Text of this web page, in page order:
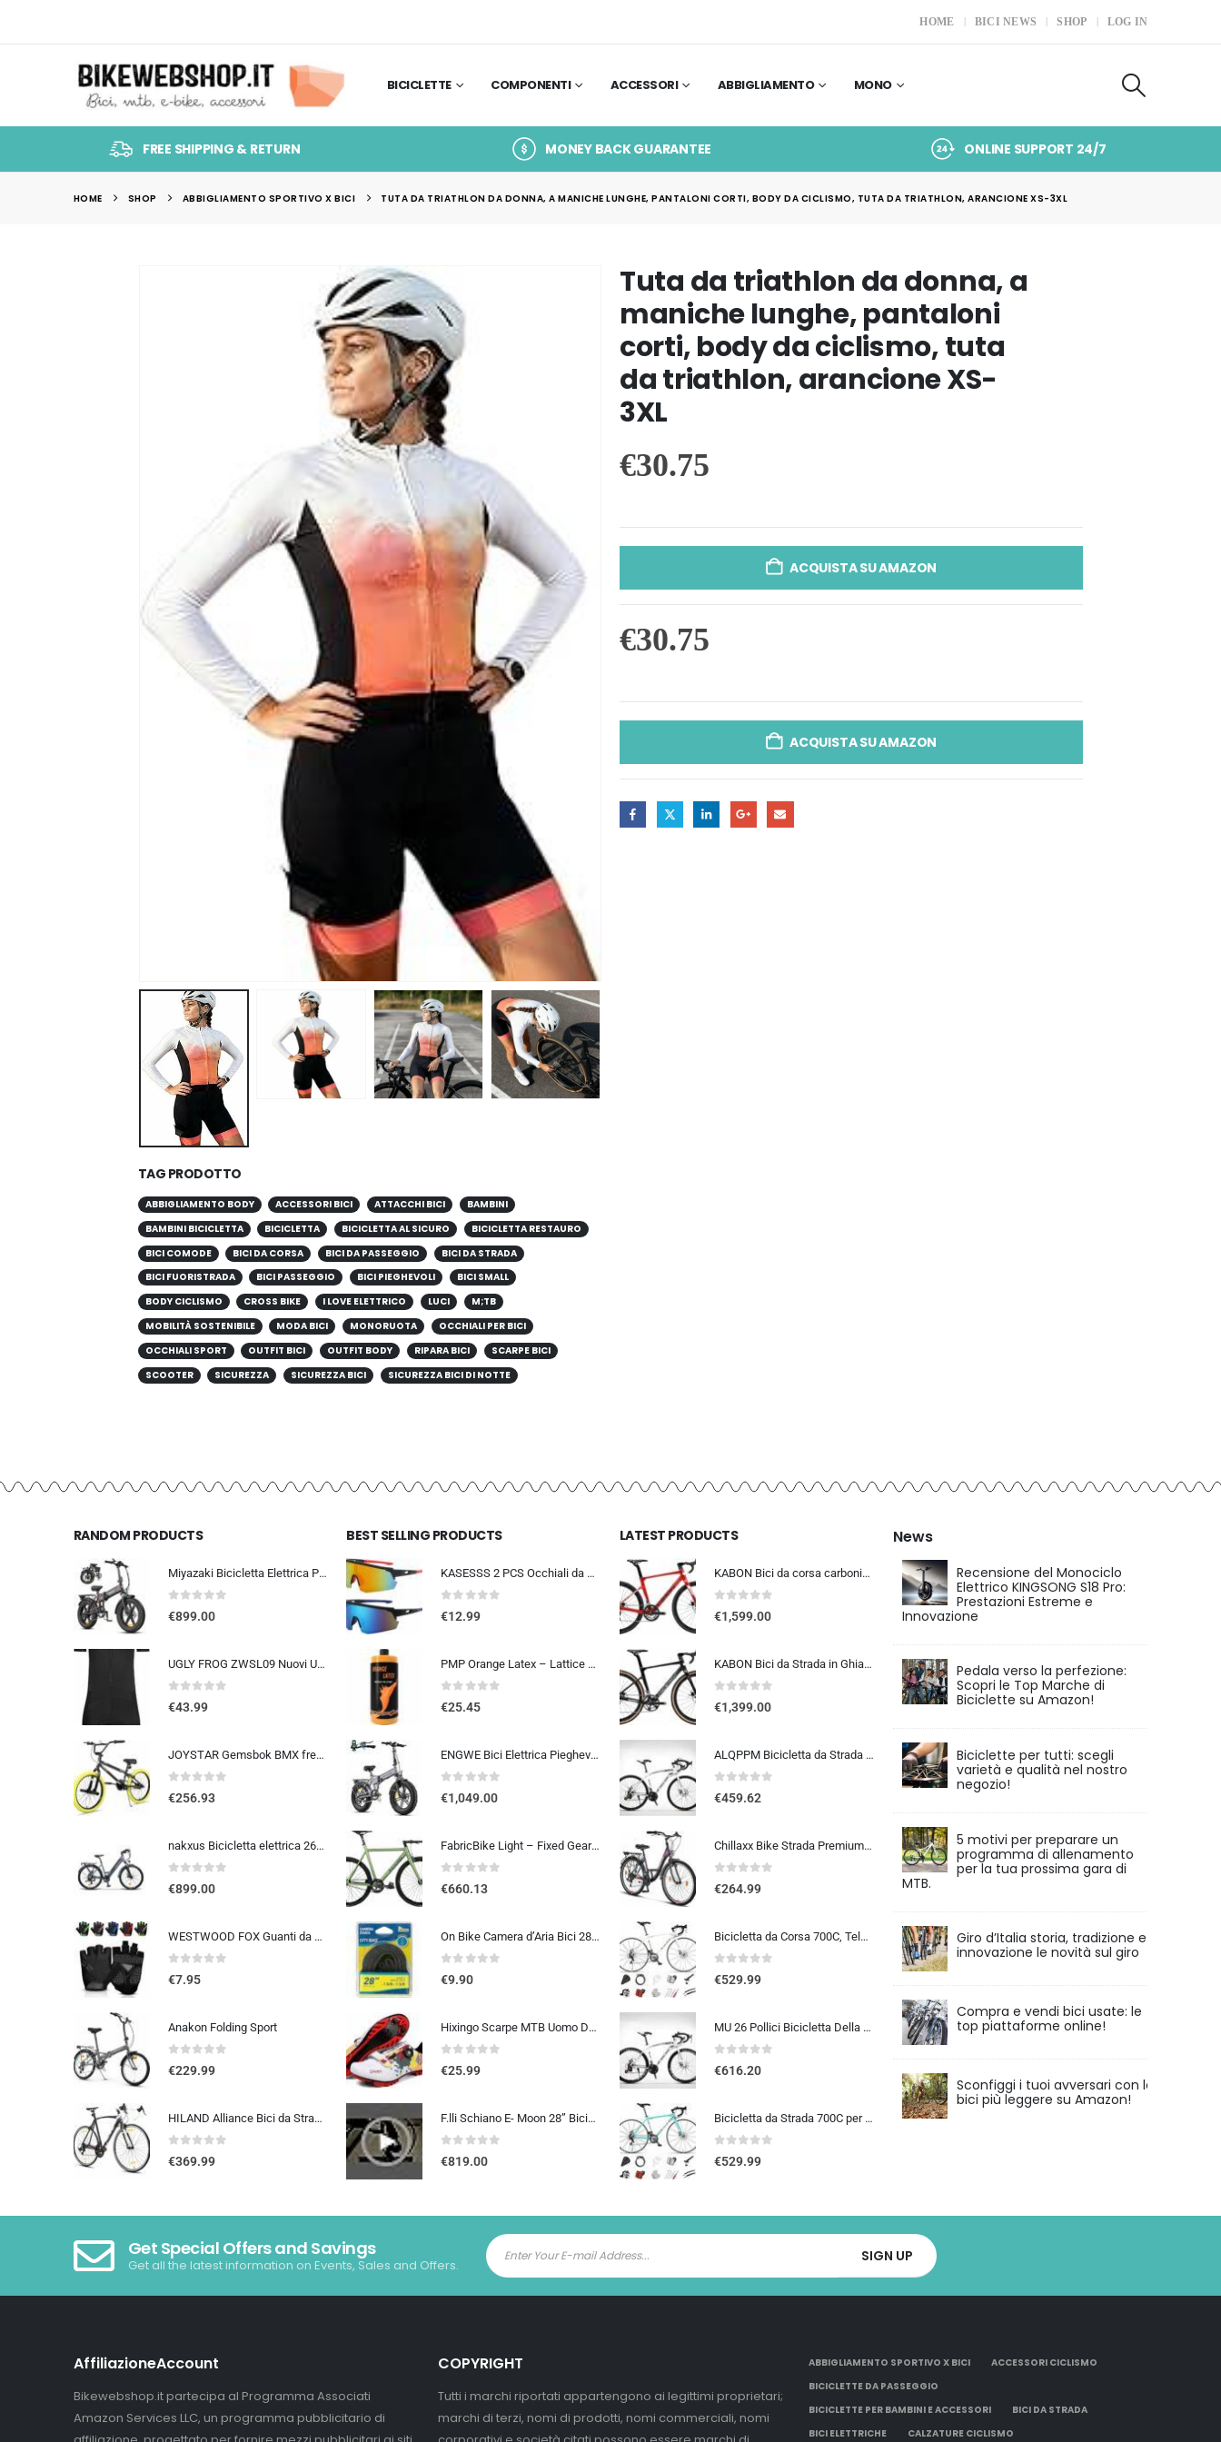
HOME BICI NEWS SHOP LOG IN
BICICLETTE COMPONENTI ACCESSORI ABBIGLIAMENTO MONO
FREE SHIPPING & RETURN MONEY BACK GUARANTEE ONLINE SUPPORT 24/7
HOME SHOP ABBIGLIAMENTO SPORTIVO X BICI TUTA DA TRIATHLON DA DONNA, A MANICHE LUNGHE, PANTALONI CORTI, BODY DA CICLISMO, TUTA DA TRIATHLON, ARANCIONE XS-3XL
TAG PRODOTTO
ABBIGLIAMENTO BODY ACCESSORI BICI ATTACCHI BICI
BAMBINI
BAMBINI BICICLETTA
BICICLETTA BICICLETTA AL SICURO
BICICLETTA RESTAURO
BICI COMODE
BICI DA CORSA BICI DA PASSEGGIO
BICI DA STRADA
BICI FUORISTRADA
BICI PASSEGGIO BICI PIEGHEVOLI
BICI SMALL
BODY CICLISMO
CROSS BIKE I LOVE ELETTRICO LUCI
M;TB
MOBILITÀ SOSTENIBILE
MODA BICI MONORUOTA
OCCHIALI PER BICI
OCCHIALI SPORT
OUTFIT BICI OUTFIT BODY RIPARA BICI
SCARPE BICI
SCOOTER
SICUREZZA SICUREZZA BICI SICUREZZA BICI DI NOTTE
Tuta da triathlon da donna, a
maniche lunghe, pantaloni
corti, body da ciclismo, tuta
da triathlon, arancione XS-
3XL
€30.75
ACQUISTA SU AMAZON
€30.75
ACQUISTA SU AMAZON
RANDOM PRODUCTS
Miyazaki Bicicletta Elettrica Pieghevole per Adulti – Ebike con Motore Brushless – Batteria Rimovibile 48V 14Ah – Bicicletta
0out of 5
€899.00
UGLY FROG ZWSL09 Nuovi Uomini Traspirante Primavera Autunno A Maniche Corta Ciclismo Body Skinsuit All’aperto Sportswear A…
0out of 5
€43.99
JOYSTAR Gemsbok BMX freestyle da 20/24 pollici per bambini dai 9 ai 14 anni, mountain bike da 20/24 pollici per bambini
0out of 5
€256.93
nakxus Bicicletta elettrica 26M208, bicicletta elettrica da 26″, da trekking, con batteria al litio da 36 V, 12,5 Ah, fino a 100 KM, motore da 250 W, compatibile con l’UE, colore: grigio
0out of 5
€899.00
WESTWOOD FOX Guanti da ciclismo per uomo e donna, guanti unisex con imbottitura in gel antiscivolo, traspiranti, con palmo pe
0out of 5
€7.95
Anakon Folding Sport
0out of 5
€229.99
HILAND Alliance Bici da Strada 28”, 14 Velocità, Telaio in Alluminio da 49/53/57 cm, 700C Bicicletta da Città e da Pendola…
0out of 5
€369.99
BEST SELLING PRODUCTS
KASESSS 2 PCS Occhiali da Sole Sportivi, Occhiali da Ciclismo per Uomini Donne, Occhiali da Sole da Ciclismo, UV400 Occhiali
0out of 5
€12.99
PMP Orange Latex – Lattice Liquido Sigillante Antiforatura per Coperture Tubeless MTB e STRADA. La Tua Assicurazione Contro l
0out of 5
€25.45
ENGWE Bici Elettrica Pieghevole, Bicicletta Elettrica da 48V 13Ah Batteria Rimovibile, Autonomia di 50-120 km E-bike，20″×4.0″ Fat Tire 7 Velocità ebike da per Ogni Terreno
0out of 5
€1,049.00
FabricBike Light – Fixed Gear bicicletta, Single Speed Fixie completa mozzo, Telaio in alluminio e forcella, ruote 28, 6 c…
0out of 5
€660.13
On Bike Camera d’Aria Bici 28″ x 1 5/8 x 1 3/8 (700×35-42c) – E.T.R.T.O. 37-622, Alta Resistenza e Tenuta, Compatibile con Pn
0out of 5
€9.90
Hixingo Scarpe MTB Uomo Donna, Graffiti Colorati Stampa Scarpe Mountain Bike Compatibili con Pedali SPD, Unisex Scarpe Ciclis
0out of 5
€25.99
F.lli Schiano E- Moon 28” Bicicletta Elettrica da Città, Bici Elettrica con Pedalata Assistita 250W, City E-bike Unisex Adulto, Batteria Rimovibile 36V 13Ah, SHIMANO 7 velocità, Donna Uomo, Nero
0out of 5
€819.00
LATEST PRODUCTS
KABON Bici da corsa carbonio, 700C bici da strada T800 Completamente carbonio con Shimano 105 R7000 22 velocità 8.1 KG Leg…
0out of 5
€1,599.00
KABON Bici da Strada in Ghiaia di Carbonio, Bicicletta con Telaio in Fibra di Carbonio T800 con Bicicletta da Corsa con Fr…
0out of 5
€1,399.00
ALQPPM Bicicletta da Strada da 26 Pollici, Bici da 24 Velocità, Freno a Doppio Disco, Telaio in Acciaio ad Alto Tenore Di …
0out of 5
€459.62
Chillaxx Bike Strada Premium City Bike da 26 e 28 pollici, bicicletta per ragazze, ragazzi, uomini e donne, cambio a 21 ma…
0out of 5
€264.99
Bicicletta da Corsa 700C, Telaio in Acciaio con Cambio a 24/27/30 Marce, Bicicletta da Strada per Uomo Donna, Bici da Stra…
0out of 5
€529.99
MU 26 Pollici Bicicletta Della Strada, 24 Velocità Bici, Doppio Disco Freno, Acciaio Al Carbonio Telaio, Strada Biciclette…
0out of 5
€616.20
Bicicletta da Strada 700C per Uomo Donna, Bicicletta da Corsa con Freno a Disco 24/27/30 velocità, Telaio in Acciaio ad Al…
0out of 5
€529.99
News
Recensione del Monociclo
Elettrico KINGSONG S18 Pro:
Prestazioni Estreme e
Innovazione
Pedala verso la perfezione:
Scopri le Top Marche di
Biciclette su Amazon!
Biciclette per tutti: scegli
varietà e qualità nel nostro
negozio!
5 motivi per preparare un
programma di allenamento
per la tua prossima gara di
MTB.
Giro d’Italia storia, tradizione e
innovazione le novità sul giro
Compra e vendi bici usate: le
top piattaforme online!
Sconfiggi i tuoi avversari con le
bici più leggere su Amazon!
Get Special Offers and Savings
Get all the latest information on Events, Sales and Offers.
AffiliazioneAccount
Bikewebshop.it partecipa al Programma Associati
Amazon Services LLC, un programma pubblicitario di
COPYRIGHT
Tutti i marchi riportati appartengono ai legittimi proprietari;
marchi di terzi, nomi di prodotti, nomi commerciali, nomi
ABBIGLIAMENTO SPORTIVO X BICI
ACCESSORI CICLISMO
BICICLETTE DA PASSEGGIO
BICICLETTE PER BAMBINI E ACCESSORI
BICI DA STRADA
BICI ELETTRICHE
CALZATURE CICLISMO